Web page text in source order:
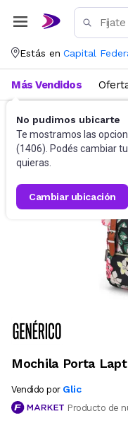
Estás en Capital
No pudimos ubicarte
Te mostramos las
(1406). Podés cambiar
quieras.
cambiar ubicación
Más Vendidos
Accesorios de
Mochila Porta
Vendido por Glic
Producto de